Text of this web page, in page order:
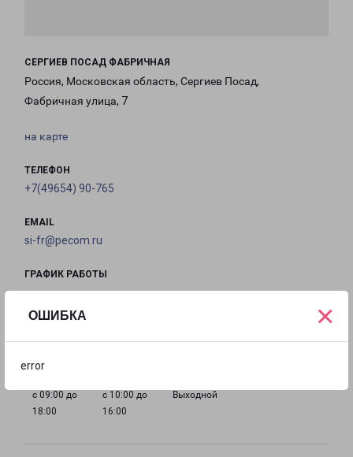
ОШИБКА
error
×
СЕРГИЕВ ПОСАД ФАБРИЧНАЯ
Россия, Московская область, Сергиев Посад,
Фабричная улица, 7
на карте
ТЕЛЕФОН
+7(49654) 90-765
EMAIL
si-fr@pecom.ru
ГРАФИК РАБОТЫ
18:00
18:00
18:00
18:00
с 09:00 до
18:00
с 10:00 до
16:00
Выходной